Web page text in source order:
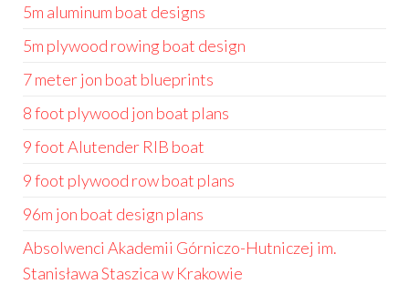
5m aluminum boat designs
5m plywood rowing boat design
7 meter jon boat blueprints
8 foot plywood jon boat plans
9 foot Alutender RIB boat
9 foot plywood row boat plans
96m jon boat design plans
Absolwenci Akademii Górniczo-Hutniczej im.
Stanisława Staszica w Krakowie